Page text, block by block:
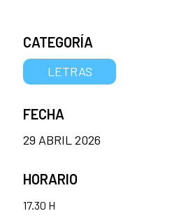
CATEGORÍA
LETRAS
FECHA
29 ABRIL 2026
HORARIO
17.30 H